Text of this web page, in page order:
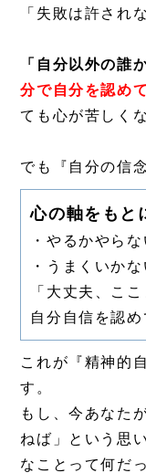
「失敗は許され
「自分以外の誰
分で自分を認め
ても心が苦しく
でも『自分の信
心の軸をもと
・やるかやら
・うまくいか
「大丈夫、こ
自分自信を認
これが『精神的
す。
もし、今あなた
ねば」という思
なことって何だ